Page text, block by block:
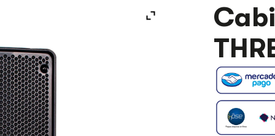
CABINA
VX15A
BETA
THREE
ACTIVA
15"
CANTIDAD